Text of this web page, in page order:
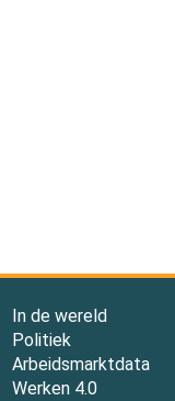
In de wereld
Politiek
Arbeidsmarktdata
Werken 4.0